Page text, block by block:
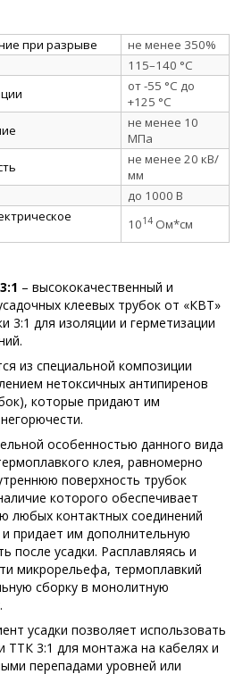
при разрыве
не менее 350%
115–140 °C
от -55 °C до
+125 °C
не менее 10
МПа
не менее 20 кВ/
мм
до 1000 В
1014 Ом*см
– высококачественный и
клеевых трубок от «КВТ»
3:1 для изоляции и герметизации
из специальной композиции
нетоксичных антипиренов
которые придают им
негорючести.
особенностью данного вида
клея, равномерно
поверхность трубок
которого обеспечивает
любых контактных соединений
придает им дополнительную
после усадки. Расплавляясь и
микрорельефа, термоплавкий
сборку в монолитную
усадки позволяет использовать
ТТК 3:1 для монтажа на кабелях и
перепадами уровней или